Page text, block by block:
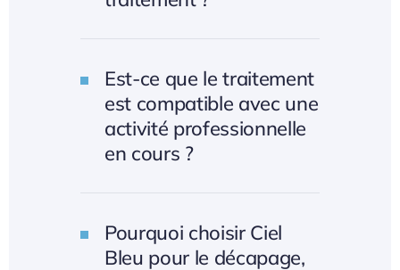
Est-ce que le traitement
est compatible avec une
activité professionnelle
en cours ?
Pourquoi choisir Ciel
Bleu pour le décapage,